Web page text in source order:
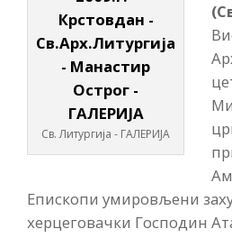
Св. Литургија - ГАЛЕРИЈА
Епископи умировљени
херцеговачки Господин